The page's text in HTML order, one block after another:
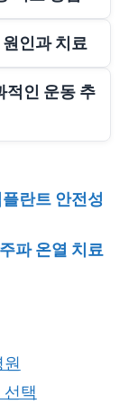
인과 치료
적인 운동 추
란트 안전성
파 온열 치료
택